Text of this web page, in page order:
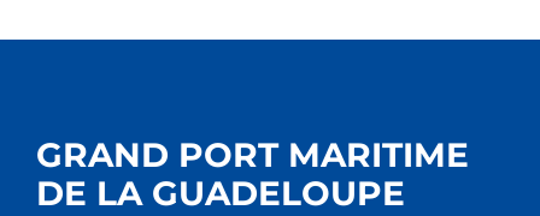
GRAND PORT MARITIME
DE LA GUADELOUPE